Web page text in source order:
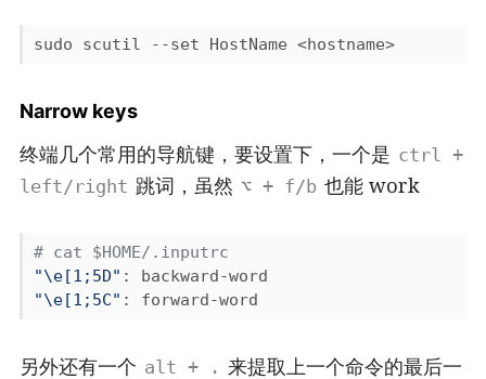
Narrow keys
终端几个常用的导航键，要设置下，一个是 ctrl +
left/right 跳词，虽然 ⌥ + f/b 也能 work
# cat $HOME/.inputrc
"\e[1;5D"
"\e[1;5C"
另外还有一个 alt + . 来提取上一个命令的最后一